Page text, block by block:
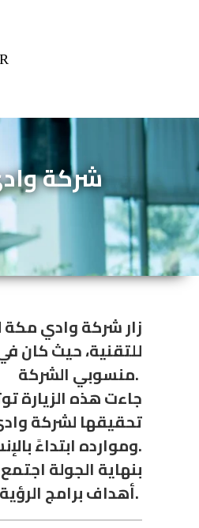
شركة
زار شركة وادي
للتقنية، حيث كان
منسوبي الشركة.
جاءت هذه الزيارة
تحقيقها لشركة
وموارده ابتداءً بالإنسان والمكان وصولاً إلى الإنتاج الفكري.
بنهاية الجولة
أهداف برامج الرؤية الطموحة لهذا الوطن المعطاء.